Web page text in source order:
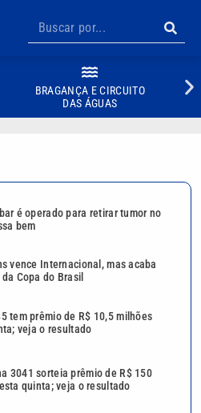
BRAGANÇA E CIRCUITO
DAS ÁGUAS
é operado para retirar tumor no
bem
vence Internacional, mas acaba
Copa do Brasil
tem prêmio de R$ 10,5 milhões
veja o resultado
3041 sorteia prêmio de R$ 150
quinta; veja o resultado